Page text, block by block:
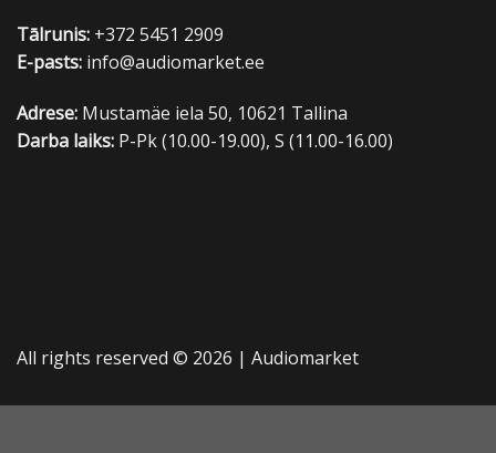
Tālrunis: +372 5451 2909
E-pasts: info@audiomarket.ee
Adrese: Mustamäe iela 50, 10621 Tallina
Darba laiks: P-Pk (10.00-19.00), S (11.00-16.00)
All rights reserved © 2026 | Audiomarket